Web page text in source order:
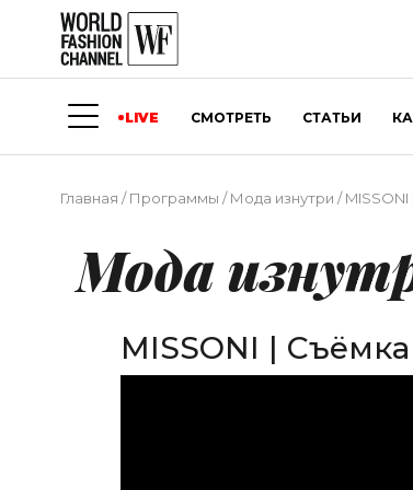
LIVE СМОТРЕТЬ СТАТЬИ
Главная /Программы /Мода изнутри /
Мода
MISSONI |